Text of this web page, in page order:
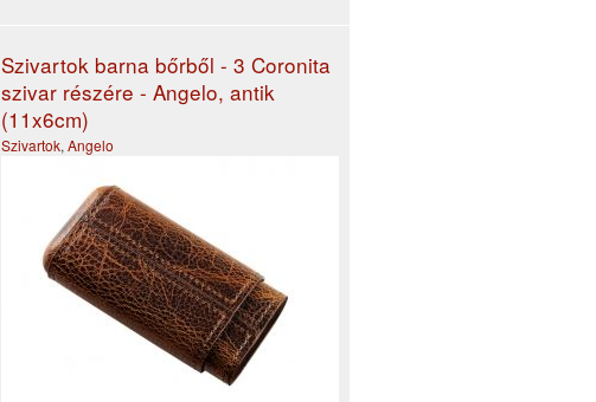
Szivartok barna bőrből - 3 Coronita
szivar részére - Angelo, antik
(11x6cm)
Szivartok, Angelo